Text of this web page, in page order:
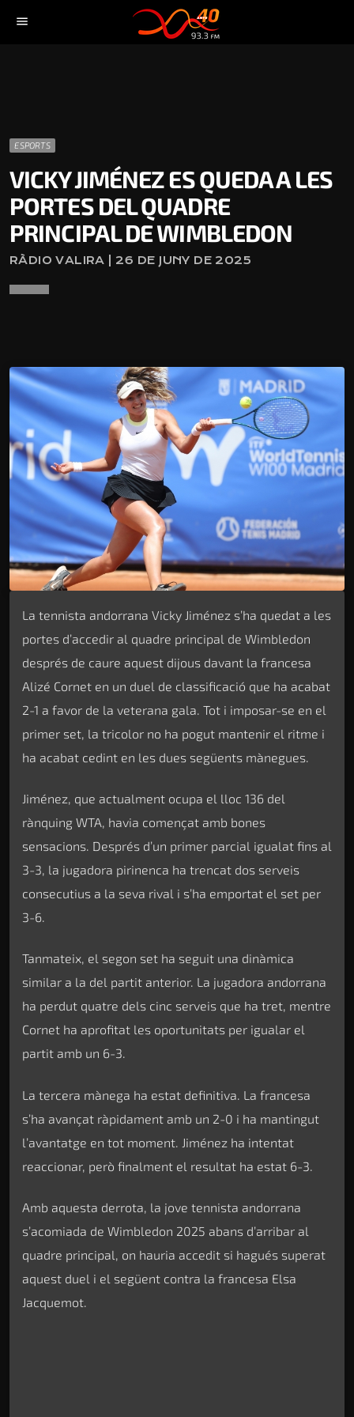
menu
ESPORTS
VICKY JIMÉNEZ ES QUEDA A LES
PORTES DEL QUADRE
PRINCIPAL DE WIMBLEDON
RÀDIO VALIRA | 26 DE JUNY DE 2025
La tennista andorrana Vicky Jiménez s’ha quedat a les
portes d’accedir al quadre principal de Wimbledon
després de caure aquest dijous davant la francesa
Alizé Cornet en un duel de classificació que ha acabat
2-1 a favor de la veterana gala. Tot i imposar-se en el
primer set, la tricolor no ha pogut mantenir el ritme i
ha acabat cedint en les dues següents mànegues.
Jiménez, que actualment ocupa el lloc 136 del
rànquing WTA, havia començat amb bones
sensacions. Després d’un primer parcial igualat fins al
3-3, la jugadora pirinenca ha trencat dos serveis
consecutius a la seva rival i s’ha emportat el set per
3-6.
Tanmateix, el segon set ha seguit una dinàmica
similar a la del partit anterior. La jugadora andorrana
ha perdut quatre dels cinc serveis que ha tret, mentre
Cornet ha aprofitat les oportunitats per igualar el
partit amb un 6-3.
La tercera mànega ha estat definitiva. La francesa
s’ha avançat ràpidament amb un 2-0 i ha mantingut
l’avantatge en tot moment. Jiménez ha intentat
reaccionar, però finalment el resultat ha estat 6-3.
Amb aquesta derrota, la jove tennista andorrana
s’acomiada de Wimbledon 2025 abans d’arribar al
quadre principal, on hauria accedit si hagués superat
aquest duel i el següent contra la francesa Elsa
Jacquemot.